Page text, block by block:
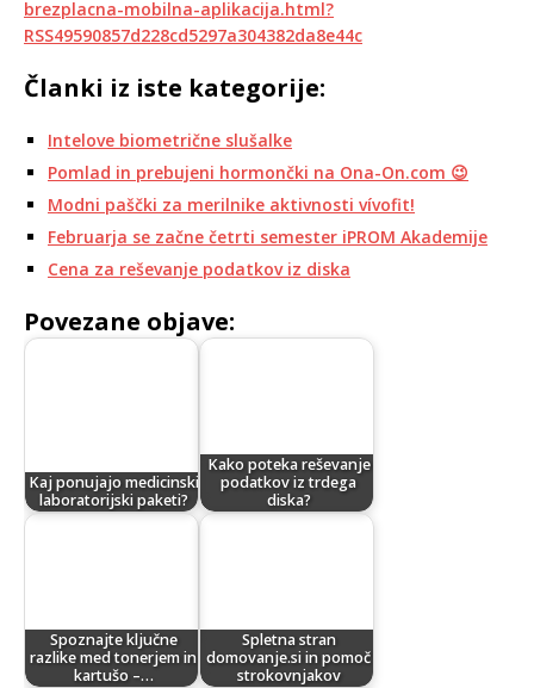
brezplacna-mobilna-aplikacija.html?
RSS49590857d228cd5297a304382da8e44c
Članki iz iste kategorije:
Intelove biometrične slušalke
Pomlad in prebujeni hormončki na Ona-On.com 😉
Modni paščki za merilnike aktivnosti vívofit!
Februarja se začne četrti semester iPROM Akademije
Cena za reševanje podatkov iz diska
Povezane objave:
Kaj ponujajo medicinski
laboratorijski paketi?
Kako poteka reševanje
podatkov iz trdega
diska?
Spoznajte ključne
razlike med tonerjem in
kartušo –…
Spletna stran
domovanje.si in pomoč
strokovnjakov